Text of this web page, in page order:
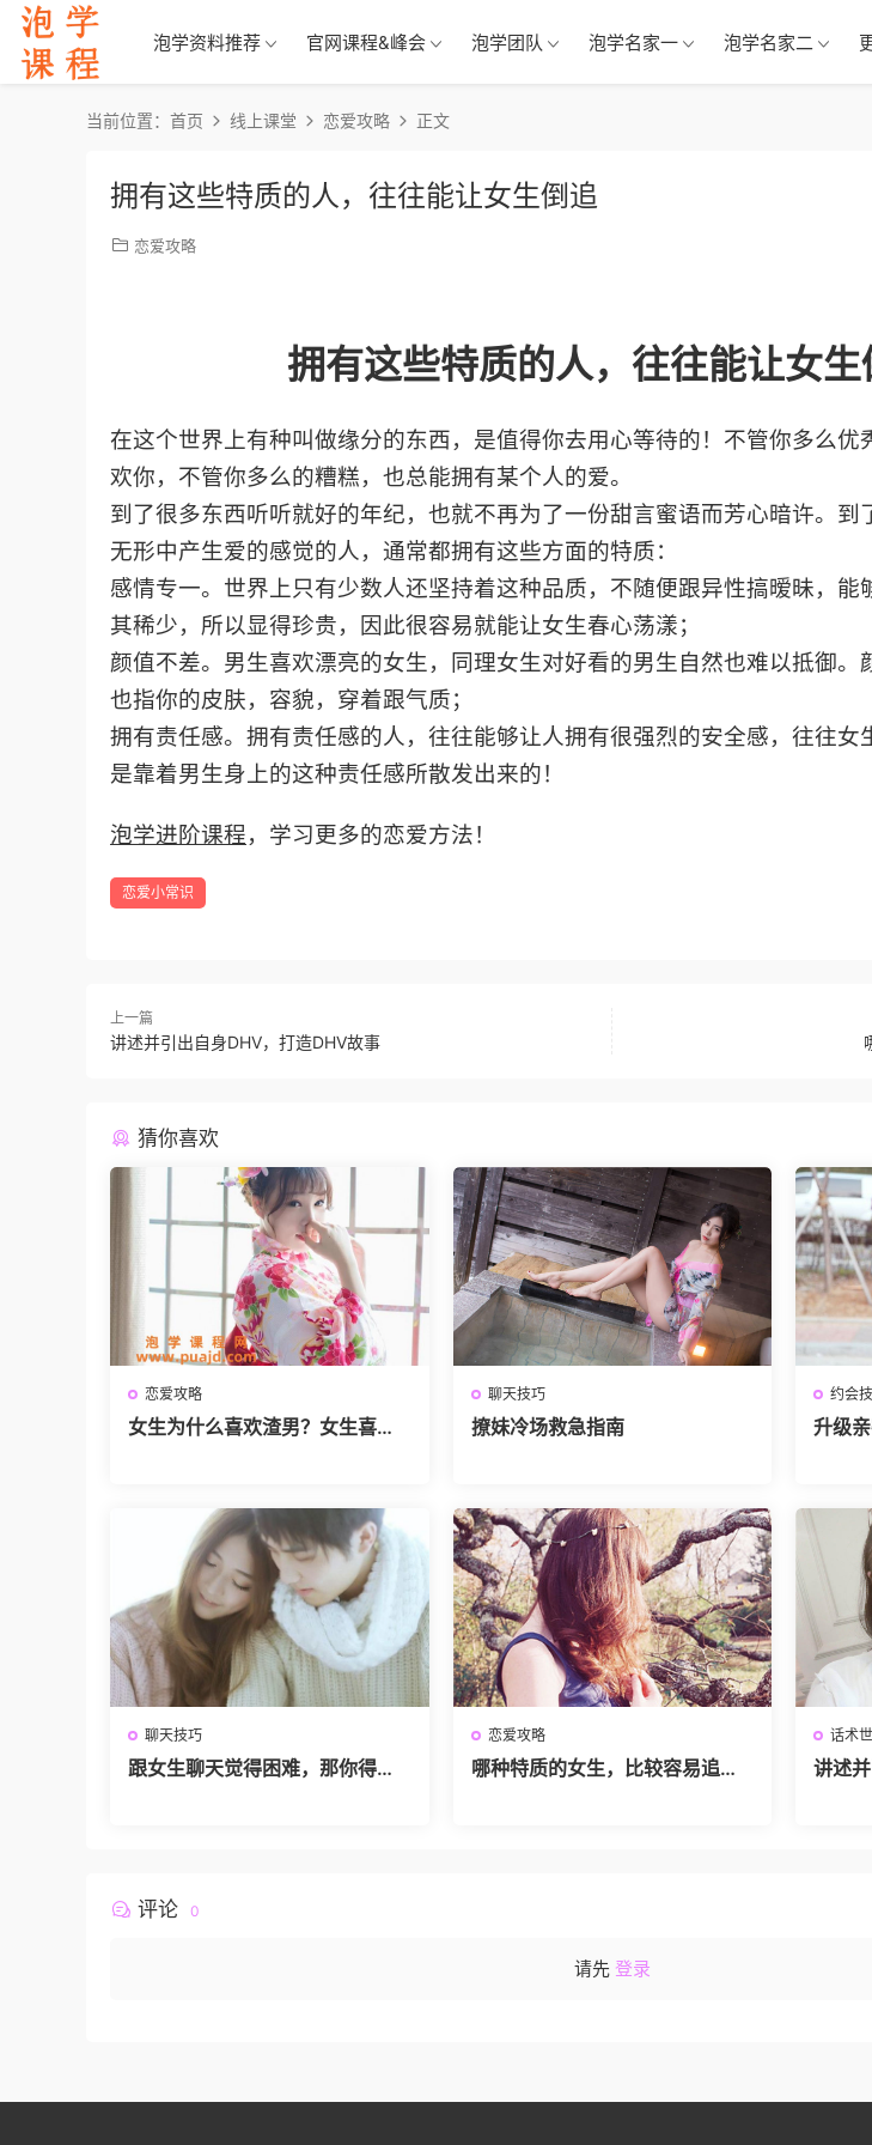
泡学资料推荐 官网课程&峰会 泡学团队 泡学名家一 泡学名家二
当前位置： 首页 线上课堂 恋爱攻略 正文
拥有这些特质的人，往往能让女生倒追
恋爱攻略
拥有这些特质的人，往往能让女生
在这个世界上有种叫做缘分的东西，是值得你去用心等待的！不管你多么优
欢你，不管你多么的糟糕，也总能拥有某个人的爱。
到了很多东西听听就好的年纪，也就不再为了一份甜言蜜语而芳心暗许。到
无形中产生爱的感觉的人，通常都拥有这些方面的特质：
感情专一。世界上只有少数人还坚持着这种品质，不随便跟异性搞暧昧，能
其稀少，所以显得珍贵，因此很容易就能让女生春心荡漾；
颜值不差。男生喜欢漂亮的女生，同理女生对好看的男生自然也难以抵御。
也指你的皮肤，容貌，穿着跟气质；
拥有责任感。拥有责任感的人，往往能够让人拥有很强烈的安全感，往往女
是靠着男生身上的这种责任感所散发出来的！
泡学进阶课程， 学习更多的恋爱方法！
恋爱小常识
上一篇
讲述并引出自身DHV，打造DHV故事
猜你喜欢
恋爱攻略
女生为什么喜欢渣男？女生喜欢
聊天技巧
撩妹冷场救急指南
约会
升级
聊天技巧
跟女生聊天觉得困难，那你得了
恋爱攻略
哪种特质的女生，比较容易追到
话术
讲述
评论 0
请先 登录